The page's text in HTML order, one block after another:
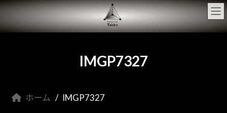
コ
テ
ナ
ゲ
IMGP7327
ホーム IMGP7327